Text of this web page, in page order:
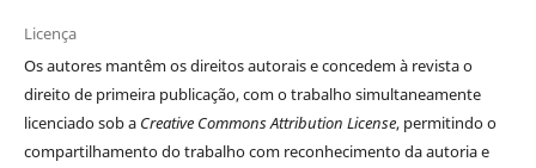
Licença
Os autores mantêm os direitos autorais e concedem à revista o
direito de primeira publicação, com o trabalho simultaneamente
licenciado sob a Creative Commons Attribution License, permitindo o
compartilhamento do trabalho com reconhecimento da autoria e